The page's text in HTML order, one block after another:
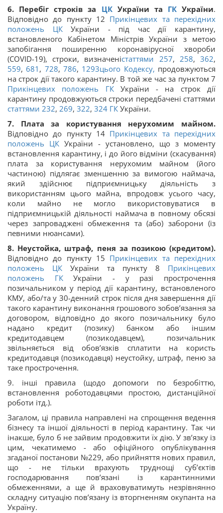
6. Перебіг строків за ЦКУкраїни та ГКУкраїни.
Відповідно до пункту 12 Прикінцевих та перехідних
положень ЦКУкраїни - під час дії карантину,
встановленого Кабінетом Міністрів України з метою
запобігання поширенню коронавірусної хвороби
(COVID-19), строки, визначеністаттями 257, 258,362,
559,681 , 728,786, 1293цього Кодексу, продовжуються
на строк дії такого карантину. В той же час за пунктом 7
Прикінцевих положень ГКУкраїни - на строк дії
карантину продовжуються строки передбачені статтями
статтями 232, 269, 322, 324 ГК України.
7. Плата за користування нерухомим майном.
Відповідно до пункту 14 Прикінцевих та перехідних
положень ЦК України - установлено, що з моменту
встановлення карантину, і до його відміни (скасування)
плата за користування нерухомим майном (його
частиною) підлягає зменшенню за вимогою наймача,
який здійснює підприємницьку діяльність з
використанням цього майна, впродовж усього часу,
коли майно не могло використовуватися в
підприємницькій діяльності наймача в повному обсязі
через запроваджені обмеження та (або) заборони (із
певними нюансами).
8. Неустойка, штраф, пеня за позикою (кредитом).
Відповідно до пункту 15 Прикінцевих та перехідних
положень ЦК України та пункту 8 Прикінцевих
положень ГКУкраїни - у разі прострочення
позичальником у період дії карантину, встановленого
КМУ, або/та у 30-денний строк після дня завершення дії
такого карантину виконання грошового зобов’язання за
договором, відповідно до якого позичальнику було
надано кредит (позику) банком або іншим
кредитодавцем (позикодавцем), позичальник
звільняється від обов’язків сплатити на користь
кредитодавця (позикодавця) неустойку, штраф, пеню за
таке прострочення.
9. інші правила (щодо допомоги по безробіттю,
встановлення роботодавцями простою, дистанційної
роботи ітд.).
Загалом, ці правила направлені на спрощення ведення
бізнесу та іншої діяльності в період карантину. Так чи
інакше, було б не зайвим продовжити їх дію. У зв’язку із
цим, чекатимемо - або офіційного опублікування
згаданої постанови №229, або прийняття нових правил,
що - не тільки врахують труднощі суб’єктів
господарювання пов’язані із карантинними
обмеженнями, а ще й враховуватимуть незрівнянно
складну ситуацію пов’язану із вторгненням окупанта на
Україну.